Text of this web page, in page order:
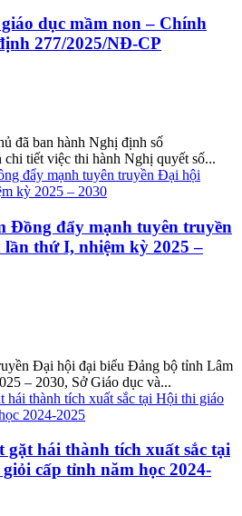
dục mầm non – Chính
277/2025/NĐ-CP
đã ban hành Nghị định số
tiết việc thi hành Nghị quyết số...
Đồng đẩy mạnh tuyên truyền
thứ I, nhiệm kỳ 2025 –
Đại hội đại biểu Đảng bộ tỉnh Lâm
– 2030, Sở Giáo dục và...
hái thành tích xuất sắc tại
cấp tỉnh năm học 2024-